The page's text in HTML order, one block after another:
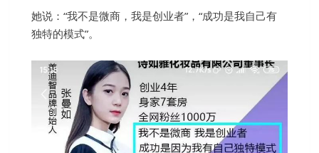
她说：“我不是微商，我是创业者”，“成功是我自己有
独特的模式”。